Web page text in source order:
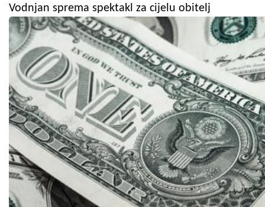
Vodnjan sprema spektakl za cijelu obitelj